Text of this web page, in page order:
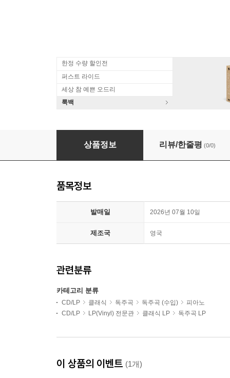
한정 수량 할인전
퍼스트 라이드
세상 참 예쁜 오드리
룩백
Nicolas Horvath 지브리 대표작 피아노 독주
상품정보 리뷰/한줄평 (0/0)
품목정보
발매일 2026년 07월 10일
제조국 영국
관련분류
카테고리 분류
CD/LP 클래식 독주곡 독주곡 (수입)
피아노
CD/LP
LP(Vinyl) 전문관 클래식 LP 독주곡 LP
이 상품의 이벤트 (1개)